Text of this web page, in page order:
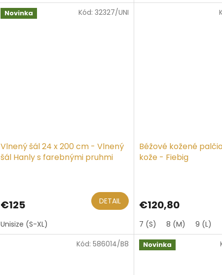
Novinka
Vlnený šál 24 x 200 cm - Vlnený
šál Hanly s farebnými pruhmi
€125 DETAIL
Unisize (S-XL)
Kód: 32327/UNI
Béžové kožené
kože - Fiebig
€120,80
7 (S) 8 (M) 9 (L)
Kód: 586014/B8 Novinka